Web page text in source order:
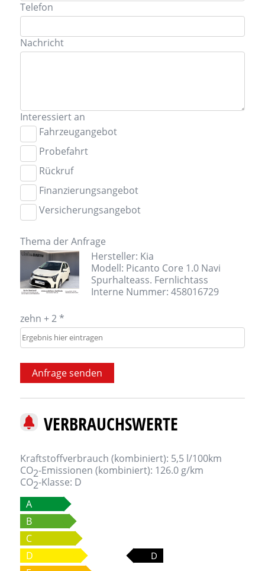
Telefon
Nachricht
Interessiert an
Fahrzeugangebot
Probefahrt
Rückruf
Finanzierungsangebot
Versicherungsangebot
Thema der Anfrage
Hersteller: Kia
Modell: Picanto Core 1.0 Navi
Spurhalteass. Fernlichtass
Interne Nummer: 458016729
zehn + 2 *
Anfrage senden
VERBRAUCHSWERTE
Kraftstoffverbrauch (kombiniert): 5,5 l/100km
CO2-Emissionen (kombiniert): 126.0 g/km
CO2-Klasse: D
A
B
C
D
D